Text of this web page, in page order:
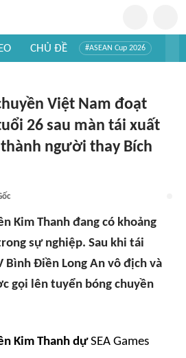
CHỦ ĐỀ #ASEAN Cup 2026
Việt Nam đoạt
26 sau màn tái xuất
người thay Bích
Kim Thanh đang có khoảng
sự nghiệp. Sau khi tái
Bình Điền Long An vô địch và
gọi lên tuyển bóng chuyền
Kim Thanh dựSEA Games